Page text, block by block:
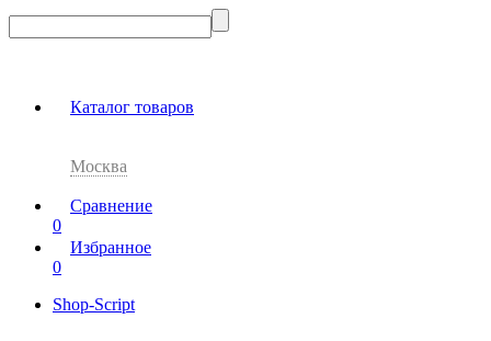
Каталог товаров
Москва
Сравнение
0
Избранное
0
Shop-Script